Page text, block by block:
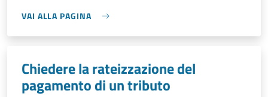
VAI ALLA PAGINA
Chiedere la rateizzazione del
pagamento di un tributo